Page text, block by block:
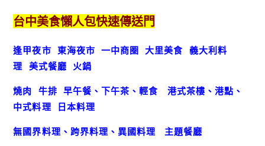
台中美食懶人包快速傳送門
逢甲夜市 東海夜市 一中商圈 大里美食
義大利料
理
美式餐廳 火鍋
燒肉 牛排 早午餐、下午茶、輕食
港式茶樓、港點、
中式料理
日本料理
無國界料理、跨界料理、異國料理 主題餐廳